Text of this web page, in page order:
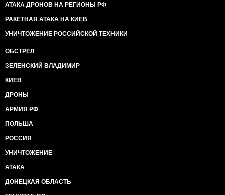
АТАКА ДРОНОВ НА РЕГИОНЫ РФ
РАКЕТНАЯ АТАКА НА КИЕВ
УНИЧТОЖЕНИЕ РОССИЙСКОЙ ТЕХНИКИ
ОБСТРЕЛ
ЗЕЛЕНСКИЙ ВЛАДИМИР
КИЕВ
ДРОНЫ
АРМИЯ РФ
ПОЛЬША
РОССИЯ
УНИЧТОЖЕНИЕ
АТАКА
ДОНЕЦКАЯ ОБЛАСТЬ